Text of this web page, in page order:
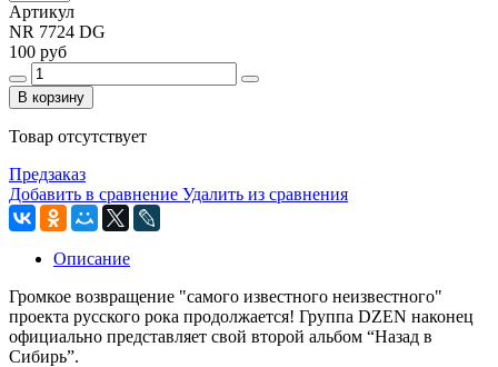
Артикул
NR 7724 DG
100 руб
В корзину
Товар отсутствует
Предзаказ
Добавить в сравнение Удалить из сравнения
Описание
Громкое возвращение "самого известного неизвестного"
проекта русского рока продолжается! Группа DZEN наконец
официально представляет свой второй альбом “Назад в
Сибирь”.